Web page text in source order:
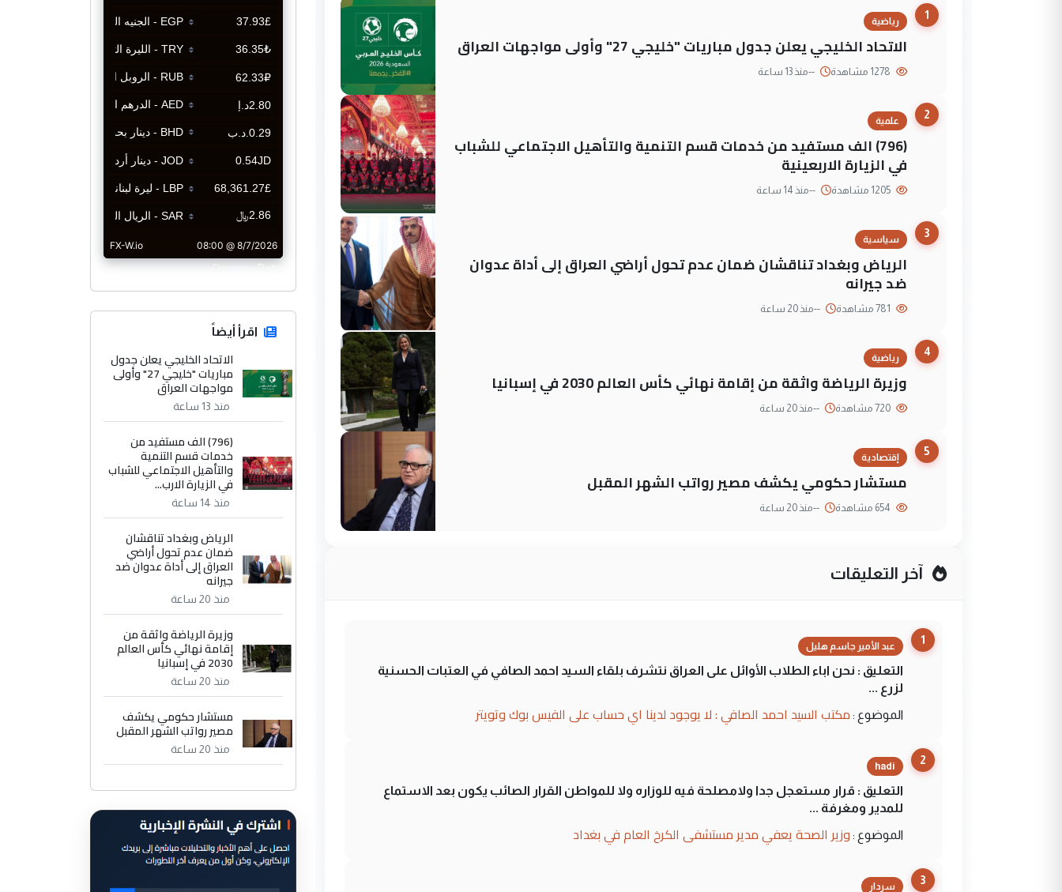
1
رياضية
الاتحاد الخليجي يعلن جدول مباريات "خليجي 27" وأولى مواجهات العراق
--منذ 13 ساعة
2
علمية
(796) الف مستفيد من خدمات قسم التنمية والتأهيل الاجتماعي للشباب
في الزيارة الاربعينية
--منذ 14 ساعة
3
سياسية
الرياض وبغداد تناقشان ضمان عدم تحول أراضي العراق إلى أداة عدوان
ضد جيرانه
--منذ 20 ساعة
4
رياضية
وزيرة الرياضة واثقة من إقامة نهائي كأس العالم 2030 في إسبانيا
--منذ 20 ساعة
5
إقتصادية
مستشار حكومي يكشف مصير رواتب الشهر المقبل
--منذ 20 ساعة
آخر التعليقات
1
عبد الأمير جاسم هليل
التعليق : نحن اباء الطلاب الأوائل على العراق نتشرف بلقاء السيد احمد الصافي في العتبات الحسنية
لزرع ...
الموضوع : مكتب السيد احمد الصافي : لا يوجود لدينا اي حساب على الفيس بوك وتويتر
2
hadi
التعليق : قرار مستعجل جدا ولامصلحة فيه للوزاره ولا للمواطن القرار الصائب يكون بعد الاستماع
للمدير ومغرفة ...
الموضوع : وزير الصحة يعفي مدير مستشفى الكرخ العام في بغداد
3
سردار
CurrencyRate
اقرأ أيضاً
الاتحاد الخليجي يعلن جدول
مباريات "خليجي 27" وأولى
مواجهات العراق
منذ 13 ساعة
(796) الف مستفيد من
خدمات قسم التنمية
والتأهيل الاجتماعي للشباب
في الزيارة الارب...
منذ 14 ساعة
الرياض وبغداد تناقشان
ضمان عدم تحول أراضي
العراق إلى أداة عدوان ضد
جيرانه
منذ 20 ساعة
وزيرة الرياضة واثقة من
إقامة نهائي كأس العالم
2030 في إسبانيا
منذ 20 ساعة
مستشار حكومي يكشف
مصير رواتب الشهر المقبل
منذ 20 ساعة